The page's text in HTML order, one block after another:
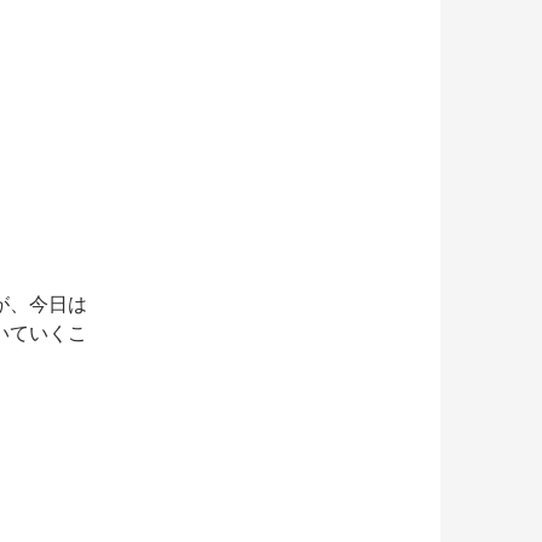
、今日は
ていくこ